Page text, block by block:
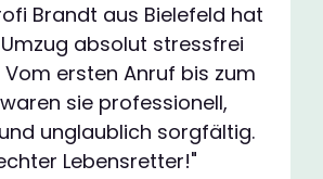
Brandt aus Bielefeld hat
absolut stressfrei
ersten Anruf bis zum
sie professionell,
unglaublich sorgfältig.
Lebensretter!"